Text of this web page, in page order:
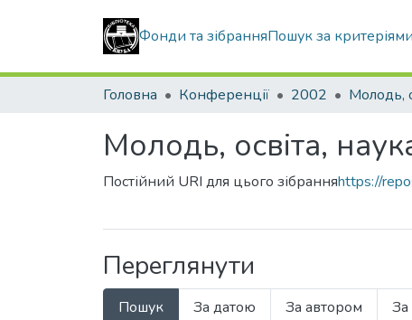
Фонди та зібранняПошук за критеріями
Головна Конференції 2002
Молодь, освіта,
Постійний URI для цього зібранняhttps://
Переглянути
Пошук За датою За автором